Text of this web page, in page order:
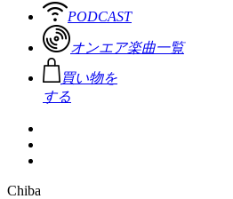
PODCAST
オンエア楽曲一覧
買い物を
する
Chiba